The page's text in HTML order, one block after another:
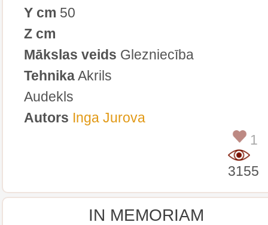
Y cm 50
Z cm
Mākslas veids Glezniecība
TehnikaAkrils
Audekls
Autors Inga Jurova
1
3155
IN MEMORIAM